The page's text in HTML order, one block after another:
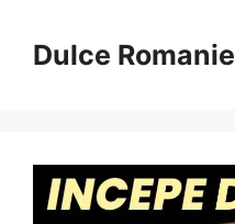
conținutDulce Romanie